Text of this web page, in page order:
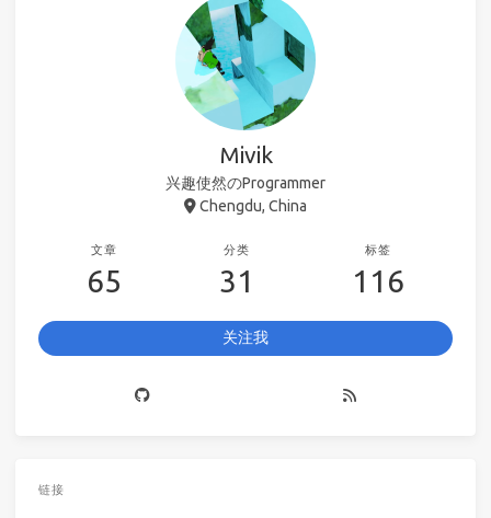
Mivik
兴趣使然のProgrammer
Chengdu, China
文章
65
分类
31
标签
116
关注我
链接